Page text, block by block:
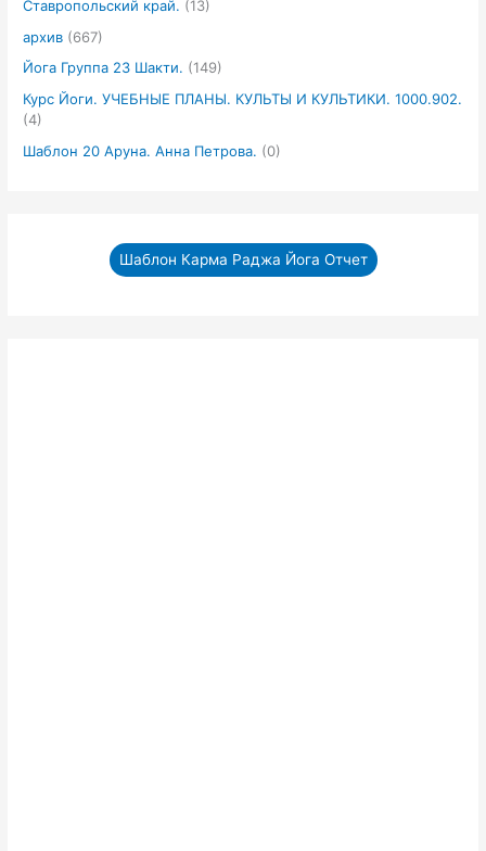
Ставропольский край. (13)
архив (667)
Йога Группа 23 Шакти. (149)
Курс Йоги. УЧЕБНЫЕ ПЛАНЫ. КУЛЬТЫ И КУЛЬТИКИ. 1000.902.
(4)
Шаблон 20 Аруна. Анна Петрова. (0)
Шаблон Карма Раджа Йога Отчет